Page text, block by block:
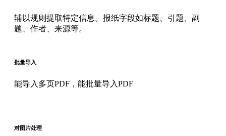
辅以规则提取特定信息。报纸字段如标题、引题、副
题、作者、来源等。
批量导入
能导入多页PDF，能批量导入PDF
对图片处理